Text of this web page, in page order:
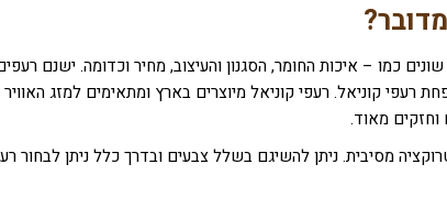
כמו – איכות החומר, הסגנון והעיצוב, מחיר וכדומה. ישנם
רעפי קוניאל. רעפי קוניאל מיוצרים בארץ ומתאימים למזג האוויר
מאוד.
מסיבית. ניתן להשיגם בשלל צבעים ובדרך כלל ניתן לבחור